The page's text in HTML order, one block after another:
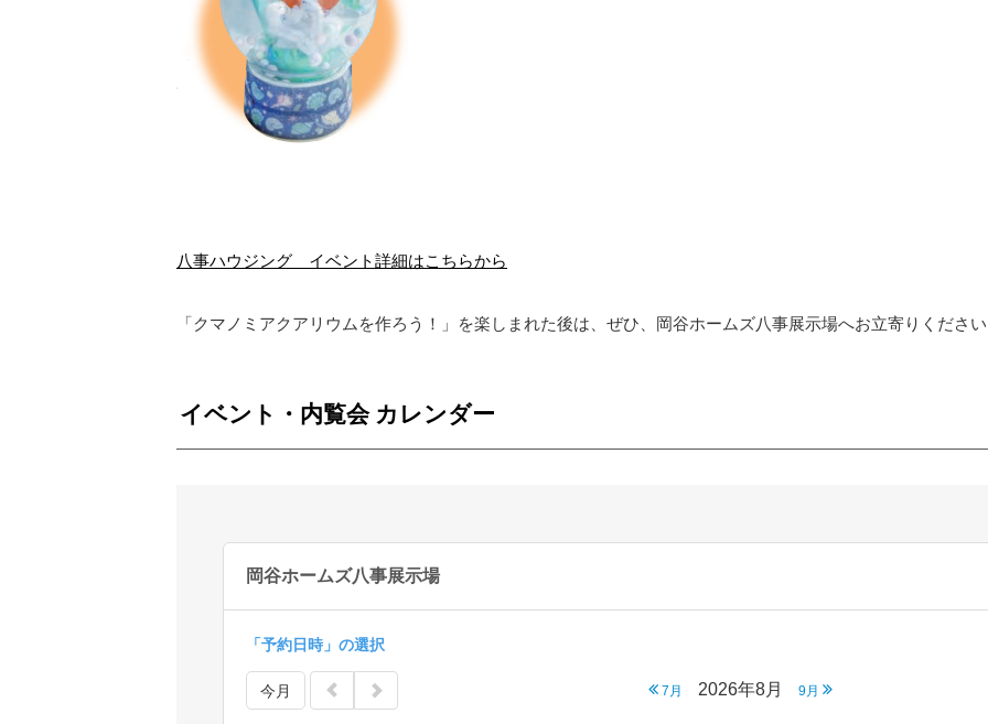
八事ハウジング イベント詳細はこちらから
「クマノミアクアリウムを作ろう！」を楽しまれた後は、ぜひ、岡谷ホームズ八事展示場へお立寄りくださ
イベント・内覧会 カレンダー